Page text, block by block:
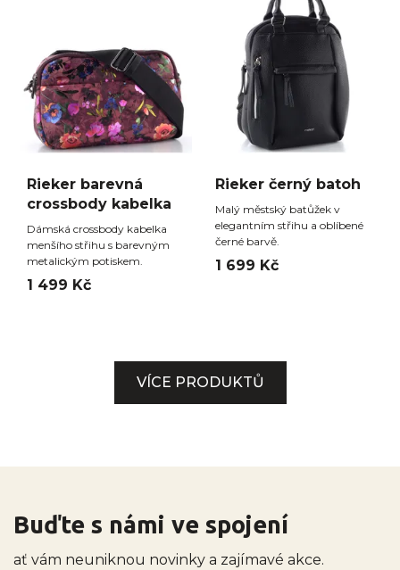
Rieker barevná
crossbody kabelka
Dámská crossbody kabelka
menšího střihu s barevným
metalickým potiskem.
1 499 Kč
Rieker černý batoh
Malý městský batůžek v
elegantním střihu a oblíbené
černé barvě.
1 699 Kč
VÍCE PRODUKTŮ
Buďte s námi ve spojení
ať vám neuniknou novinky a zajímavé akce.